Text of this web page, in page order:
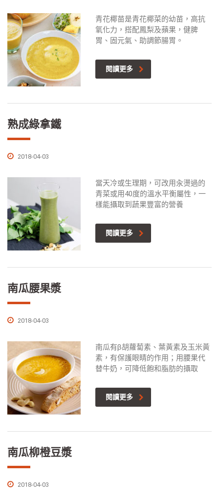
青花椰苗是青花椰菜的幼苗，高抗
氧化力，搭配鳳梨及蘋果，健脾
胃、固元氣、助調節腸胃。
閱讀更多
熟成綠拿鐵
2018-04-03
當天冷或生理期，可改用汆燙過的
青菜或用40度的溫水平衡屬性，一
樣能攝取到蔬果豐富的營養
閱讀更多
南瓜腰果漿
2018-04-03
南瓜有β胡蘿蔔素、葉黃素及玉米黃
素，有保護眼睛的作用；用腰果代
替牛奶，可降低飽和脂肪的攝取
閱讀更多
南瓜柳橙豆漿
2018-04-03